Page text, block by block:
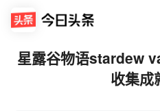
星露谷物语stardew
收集成